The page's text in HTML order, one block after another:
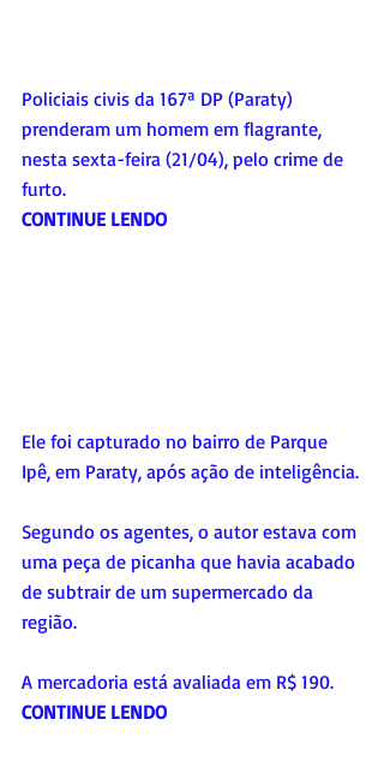
Policiais civis da 167ª DP (Paraty)
prenderam um homem em flagrante,
nesta sexta-feira (21/04), pelo crime de
furto.
CONTINUE LENDO
Ele foi capturado no bairro de Parque
Ipê, em Paraty, após ação de inteligência.
Segundo os agentes, o autor estava com
uma peça de picanha que havia acabado
de subtrair de um supermercado da
região.
A mercadoria está avaliada em R$ 190.
CONTINUE LENDO